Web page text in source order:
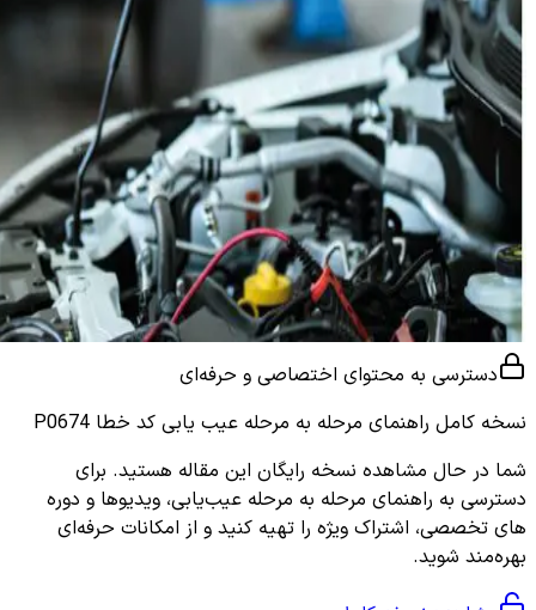
دسترسی به محتوای اختصاصی و حرفه‌ای
نسخه کامل راهنمای مرحله به مرحله عیب یابی کد خطا P0674
شما در حال مشاهده نسخه رایگان این مقاله هستید. برای
دسترسی به راهنمای مرحله به مرحله عیب‌یابی، ویدیوها و دوره
های تخصصی، اشتراک ویژه را تهیه کنید و از امکانات حرفه‌ای
بهره‌مند شوید.